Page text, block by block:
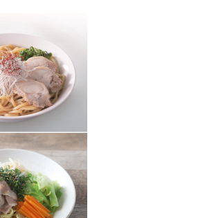
理酒 鍋用調味料
おすしの素
ンター
ブ）
「水」を
社会貢献
いまし
切にして
ン宣言」
各部門の
紹介しま